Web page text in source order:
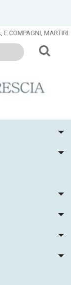
E COMPAGNI, MARTIRI